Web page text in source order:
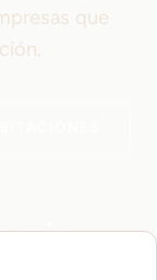
que
min